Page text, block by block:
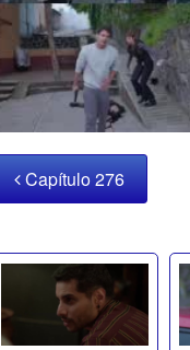
Capítulo 276